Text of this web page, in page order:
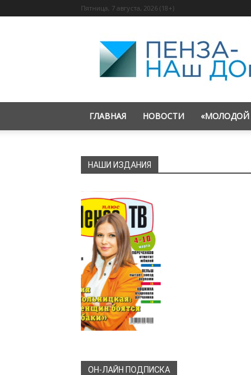
Пятница, 7 августа, 2026 (18+)
«Пенза
—
наш
дом»
ГЛАВНАЯ НОВОСТИ «МОЛОДОЙ
НАШИ ИЗДАНИЯ
ОН-ЛАЙН ПОДПИСКА